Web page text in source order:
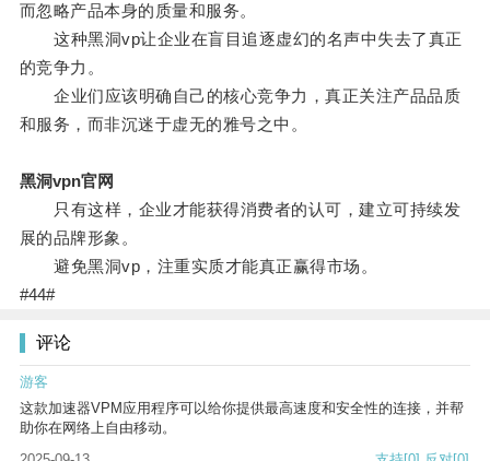
而忽略产品本身的质量和服务。
这种黑洞vp让企业在盲目追逐虚幻的名声中失去了真正
的竞争力。
企业们应该明确自己的核心竞争力，真正关注产品品质
和服务，而非沉迷于虚无的雅号之中。
黑洞vpn官网
只有这样，企业才能获得消费者的认可，建立可持续发
展的品牌形象。
避免黑洞vp，注重实质才能真正赢得市场。
#44#
评论
游客
这款加速器VPM应用程序可以给你提供最高速度和安全性的连接，并帮
助你在网络上自由移动。